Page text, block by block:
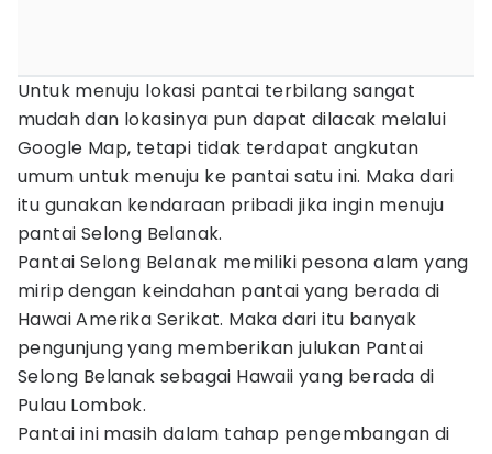
Untuk menuju lokasi pantai terbilang sangat
mudah dan lokasinya pun dapat dilacak melalui
Google Map, tetapi tidak terdapat angkutan
umum untuk menuju ke pantai satu ini. Maka dari
itu gunakan kendaraan pribadi jika ingin menuju
pantai Selong Belanak.
Pantai Selong Belanak memiliki pesona alam yang
mirip dengan keindahan pantai yang berada di
Hawai Amerika Serikat. Maka dari itu banyak
pengunjung yang memberikan julukan Pantai
Selong Belanak sebagai Hawaii yang berada di
Pulau Lombok.
Pantai ini masih dalam tahap pengembangan di